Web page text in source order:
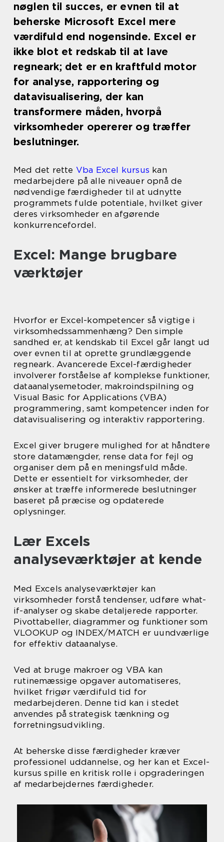
nøglen til succes, er evnen til at
beherske Microsoft Excel mere
værdifuld end nogensinde. Excel er
ikke blot et redskab til at lave
regneark; det er en kraftfuld motor
for analyse, rapportering og
datavisualisering, der kan
transformere måden, hvorpå
virksomheder opererer og træffer
beslutninger.
Med det rette Vba Excel kursus kan
medarbejdere på alle niveauer opnå de
nødvendige færdigheder til at udnytte
programmets fulde potentiale, hvilket giver
deres virksomheder en afgørende
konkurrencefordel.
Excel: Mange brugbare
værktøjer
Hvorfor er Excel-kompetencer så vigtige i
virksomhedssammenhæng? Den simple
sandhed er, at kendskab til Excel går langt ud
over evnen til at oprette grundlæggende
regneark. Avancerede Excel-færdigheder
involverer forståelse af komplekse funktioner,
dataanalysemetoder, makroindspilning og
Visual Basic for Applications (VBA)
programmering, samt kompetencer inden for
datavisualisering og interaktiv rapportering.
Excel giver brugere mulighed for at håndtere
store datamængder, rense data for fejl og
organiser dem på en meningsfuld måde.
Dette er essentielt for virksomheder, der
ønsker at træffe informerede beslutninger
baseret på præcise og opdaterede
oplysninger.
Lær Excels
analyseværktøjer at kende
Med Excels analyseværktøjer kan
virksomheder forstå tendenser, udføre what-
if-analyser og skabe detaljerede rapporter.
Pivottabeller, diagrammer og funktioner som
VLOOKUP og INDEX/MATCH er uundværlige
for effektiv dataanalyse.
Ved at bruge makroer og VBA kan
rutinemæssige opgaver automatiseres,
hvilket frigør værdifuld tid for
medarbejderen. Denne tid kan i stedet
anvendes på strategisk tænkning og
forretningsudvikling.
At beherske disse færdigheder kræver
professionel uddannelse, og her kan et Excel-
kursus spille en kritisk rolle i opgraderingen
af medarbejdernes færdigheder.